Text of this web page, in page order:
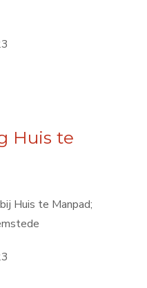
Huis te
Huis te Manpad;